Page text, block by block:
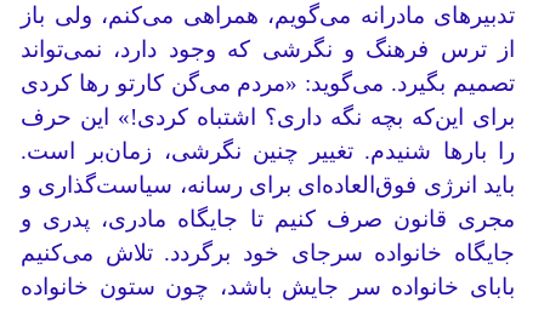
تدبیرهای مادرانه می‌گویم، همراهی می‌کنم، ولی باز
از ترس فرهنگ و نگرشی که وجود دارد، نمی‌تواند
تصمیم بگیرد. می‌گوید: «مردم می‌گن کارتو رها کردی
برای این‌که بچه نگه داری؟ اشتباه کردی!» این حرف
را بارها شنیدم. تغییر چنین نگرشی، زمان‌بر است.
باید انرژی فوق‌العاده‌ای برای رسانه، سیاست‌گذاری و
مجری قانون صرف کنیم تا جایگاه مادری، پدری و
جایگاه خانواده سرجای خود برگردد. تلاش می‌کنیم
بابای خانواده سر جایش باشد، چون ستون خانواده